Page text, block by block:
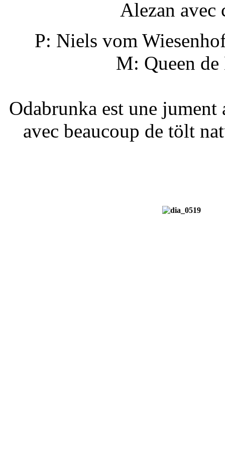
Alezan avec
P: Niels vom
M: Queen
Odabrunka est une
avec beaucoup de tölt